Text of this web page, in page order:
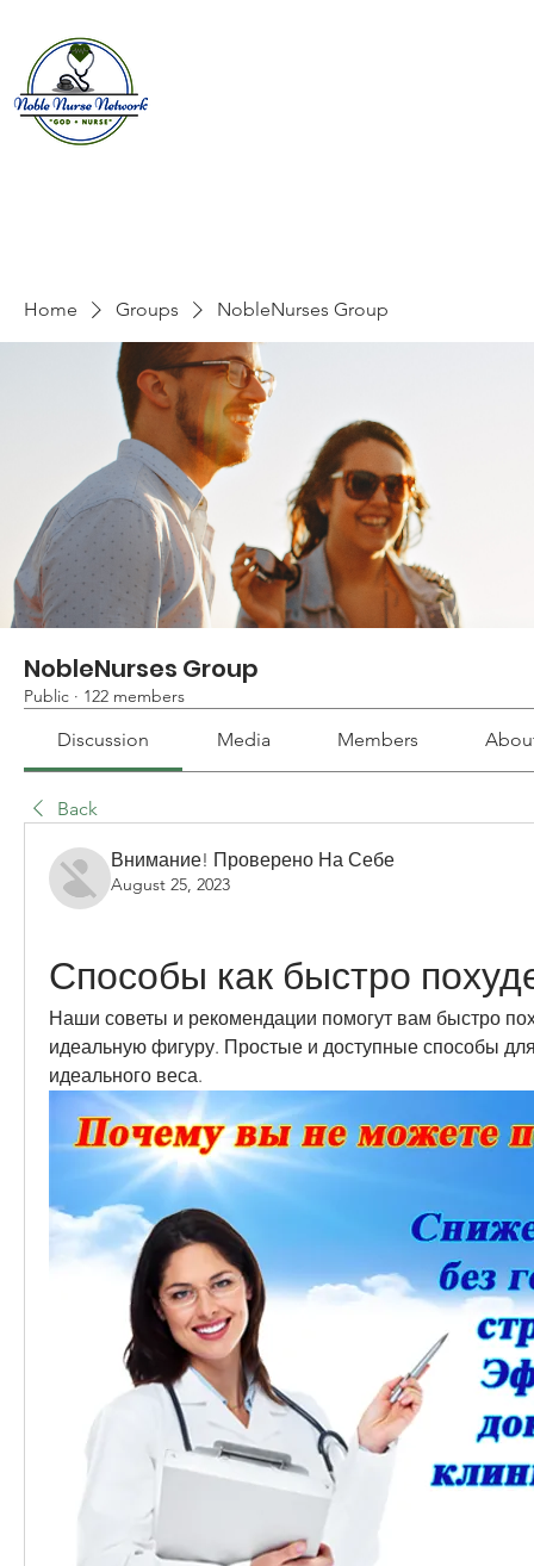
Home Groups NobleNurses Group
NobleNurses Group
Public · 122 members
Discussion Media Members
Back
Внимание! Проверено На Себе
August 25, 2023
Способы как быстро
Наши советы и рекомендации помогут вам быстро
идеальную фигуру. Простые и доступные способы
идеального веса.